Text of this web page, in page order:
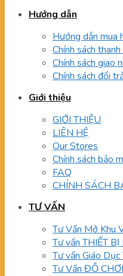
Hướng dẫn
Hướng dẫn mua
Chính sách
Chính sách giao
Chính sách đổi
Giới thiệu
GIỚI THIỆU
LIÊN HỆ
Our Stores
Chính sách bảo
FAQ
CHÍNH SÁCH
TƯ VẤN
Tư Vấn Mở Khu
Tư vấn THIẾT
Tư vấn Giáo Dục
Tư Vấn ĐỒ